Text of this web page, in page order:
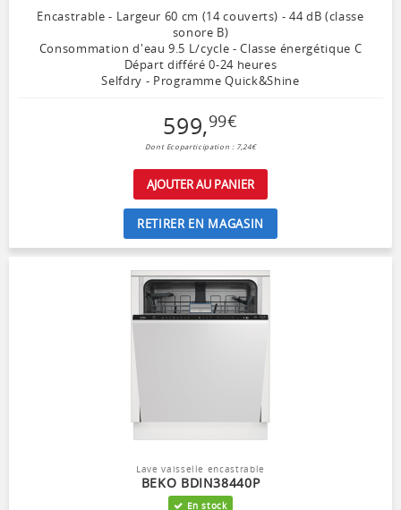
Encastrable - Largeur 60 cm (14 couverts) - 44 dB (classe
sonore B)
Consommation d'eau 9.5 L/cycle - Classe énergétique C
Départ différé 0-24 heures
Selfdry - Programme Quick&Shine
599,99€
Dont Ecoparticipation : 7,24€
AJOUTER AU PANIER
RETIRER EN MAGASIN
Lave vaisselle encastrable
BEKO BDIN38440P
En stock